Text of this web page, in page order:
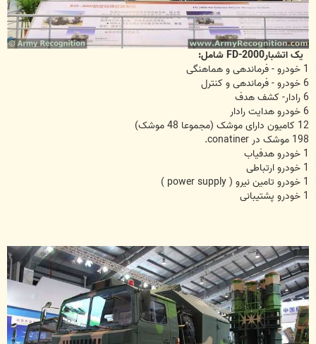
یک اتشبارFD-2000 شامل:
1 خودرو - فرماندهی و هماهنگی
6 خودرو - فرماندهی و کنترل
6 رادار- کشف هدف
6 خودرو هدایت رادار
12 کامیون دارای موشک (مجموعا 48 موشک)
198 موشک در conatiner.
1 خودرو هدفیاب
1 خودرو ارتباطی
1 خودرو تامین نیرو ( power supply )
1 خودرو پشتیبانی